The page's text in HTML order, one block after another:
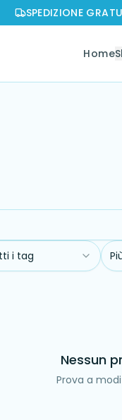
SPEDIZIONE
Home
i tag
Nessun
Prova a